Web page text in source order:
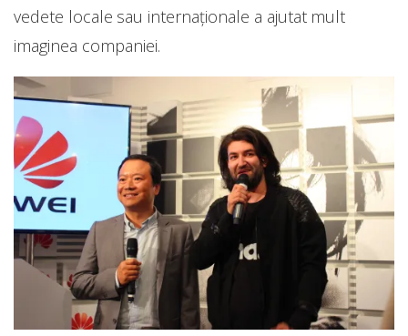
vedete locale sau internaționale a ajutat mult
imaginea companiei.